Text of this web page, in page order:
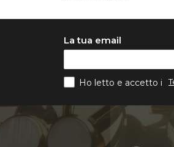
La tua email
Ho letto e accetto i